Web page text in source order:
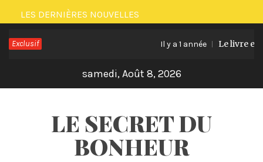
Passer
au
contenu
LES DERNIÈRES NOUVELLES
Exclusif Il y a 1 année Le livre et
samedi, Août 8, 2026
LE SECRET DU
BONHEUR